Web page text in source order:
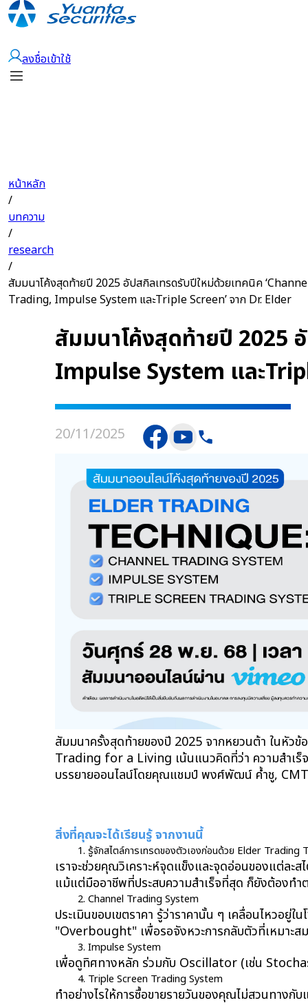
ลงชื่อเข้าใช้
หน้าหลัก
/
บทความ
/
research
/
สัมมนาโค้งสุดท้ายปี 2025 อัปสกิลเทรดรับปีใหม่ด้วยเทคนิค
Trading, Impulse System และTriple Screen’ จาก Dr. Elder
สัมมนาโค้งสุดท้ายปี 2025
Impulse System และ
20/11/2025
สัมมนาครั้งสุดท้ายของปี 2025 จากหยวนต้า ในหัวข้
Trading for a Living เน้นแนวคิดที่ว่า ความสำเร็จ
บรรยายออนไลน์โดยคุณแชมป์ พงศ์พัฒน์ ค้ำชู,
สิ่งที่คุณจะได้เรียนรู้ จากงานนี้
รู้จักสไตล์การเทรดของตัวเองก่อนด้วย Elder Trading
เราจะช่วยคุณวิเคราะห์จุดแข็งและจุดอ่อนของแต่ละ
แม้แต่มืออาชีพที่ประสบความสำเร็จที่สุด ก็ยังต้องทำ
Channel Trading System
ประเมินขอบเขตราคา รู้ว่าราคานั้น ๆ เคลื่อนไหวอ
"Overbought" เพื่อรอจังหวะการกลับตัวที่เหมาะสม
Impulse System
เพื่อดูทิศทางหลัก ร่วมกับ Oscillator (เช่น
Triple Screen Trading System
ทำอย่างไรให้การซื้อขายรายวันของคุณไม่สวนทางกั